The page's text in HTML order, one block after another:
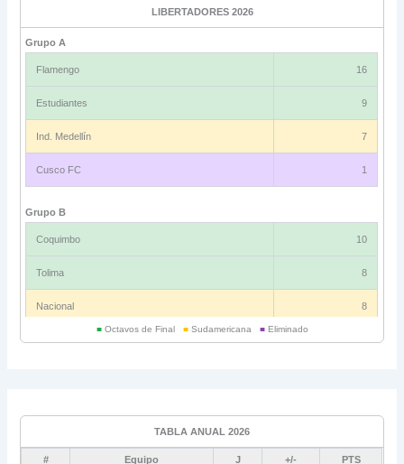
LIBERTADORES 2026
Grupo A
Flamengo 16
Estudiantes 9
Ind. Medellín 7
Cusco FC 1
Grupo B
Coquimbo 10
Tolima 8
Nacional 8
■Octavos de Final ■Sudamericana ■Eliminado
TABLA ANUAL 2026
# Equipo J +/- PTS